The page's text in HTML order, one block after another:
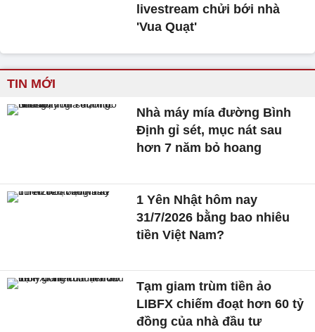
livestream chửi bới nhà
'Vua Quạt'
TIN MỚI
Nhà máy mía đường Bình
Định gỉ sét, mục nát sau
hơn 7 năm bỏ hoang
1 Yên Nhật hôm nay
31/7/2026 bằng bao nhiêu
tiền Việt Nam?
Tạm giam trùm tiền ảo
LIBFX chiếm đoạt hơn 60 tỷ
đồng của nhà đầu tư